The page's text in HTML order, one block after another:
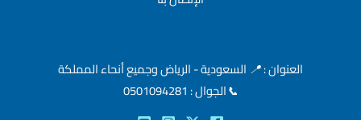
العنوان :📍 السعودية - الرياض وجميع أنحاء المملكة
📞الجوال : 0501094281